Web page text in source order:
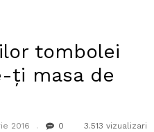
tombolei
ți masa de
2016 0 3.513 vizualizari